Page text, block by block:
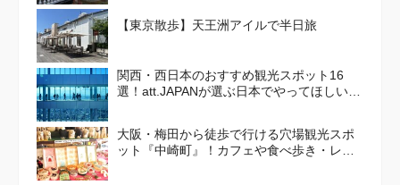
【東京散歩】天王洲アイルで半日旅
関西・西日本のおすすめ観光スポット16
選！att.JAPANが選ぶ日本でやってほしいこ
大阪・梅田から徒歩で行ける穴場観光スポ
ット『中崎町』！カフェや食べ歩き・レト